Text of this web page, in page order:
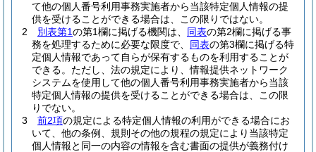
て他の個人番号利用事務実施者から当該特定個人情報の提
供を受けることができる場合は、この限りではない。
2
別表第1の第1欄に掲げる機関は、 同表の第2欄に掲げる事
務を処理するために必要な限度で、 同表の第3欄に掲げる特
定個人情報であって自らが保有するものを利用することが
できる。 ただし、法の規定により、情報提供ネットワーク
システムを使用して他の個人番号利用事務実施者から当該
特定個人情報の提供を受けることができる場合は、この限
りでない。
3
前2項の規定による特定個人情報の利用ができる場合にお
いて、他の条例、規則その他の規程の規定により当該特定
個人情報と同一の内容の情報を含む書面の提供が義務付け